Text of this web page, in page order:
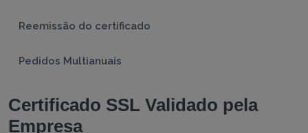
Reemissão do certificado
Pedidos Multianuais
Certificado SSL Validado pela
Empresa